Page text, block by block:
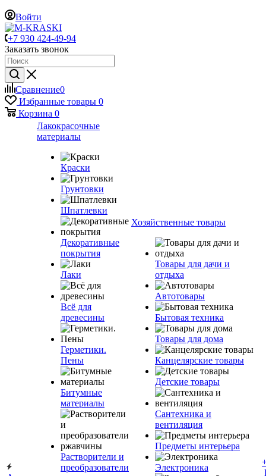
Войти
+7 930 424-49-94
Заказать звонок
Сравнение0
Избранные товары 0
Корзина 0
Лакокрасочные
материалы
Краски
Грунтовки
Шпатлевки
Декоративные
покрытия
Лаки
Всё для
древесины
Герметики.
Пены
Битумные
материалы
Растворители и
преобразователи
Хозяйственные товары
Товары для дачи и
отдыха
Автотовары
Бытовая техника
Товары для дома
Канцелярские товары
Детские товары
Сантехника и
вентиляция
Предметы интерьера
Электроника